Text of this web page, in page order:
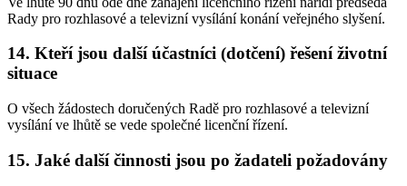
Rady pro rozhlasové a televizní vysílání konání veřejného slyšení.
14. Kteří jsou další účastníci (dotčení) řešení životní
situace
O všech žádostech doručených Radě pro rozhlasové a televizní
vysílání ve lhůtě se vede společné licenční řízení.
15. Jaké další činnosti jsou po žadateli požadovány